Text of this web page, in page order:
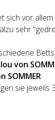
sich vor
sehr
von
SOMMER.
sie